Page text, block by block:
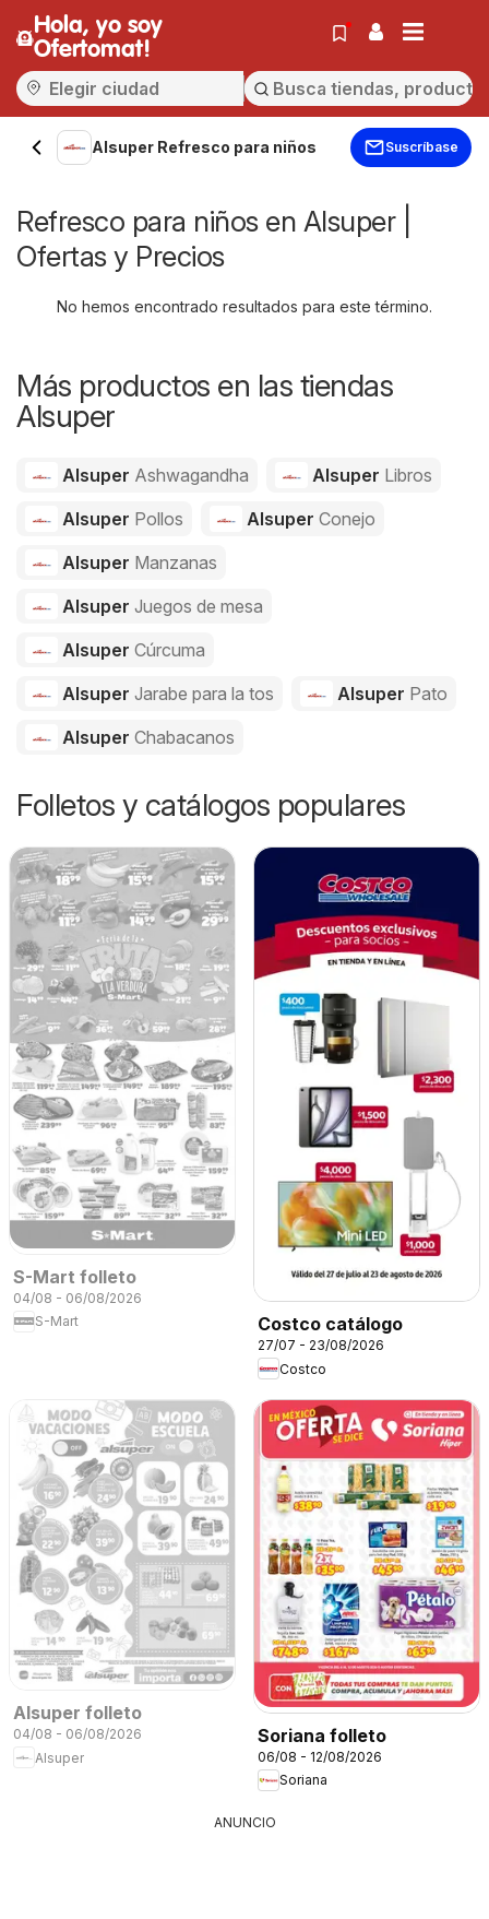
Hola, yo soy
Ofertomat!
Alsuper Refresco para niños Suscríbase
Refresco para niños en Alsuper |
Ofertas y Precios
No hemos encontrado resultados para este término.
Más productos en las tiendas
Alsuper
Alsuper Ashwagandha Alsuper Libros
Alsuper Pollos Alsuper Conejo
Alsuper Manzanas
Alsuper Juegos de mesa
Alsuper Cúrcuma
Alsuper Jarabe para la tos Alsuper Pato
Alsuper Chabacanos
Folletos y catálogos populares
S-Mart folleto
04/08 - 06/08/2026
S-Mart
Costco catálogo
27/07 - 23/08/2026
Costco
Alsuper folleto
04/08 - 06/08/2026
Alsuper
Soriana folleto
06/08 - 12/08/2026
Soriana
ANUNCIO